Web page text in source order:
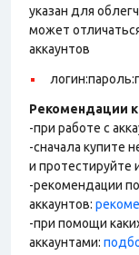
указан для
может
аккаунтов
Рекомендации к
-при работе с
-сначала купите
и протестируйте
-рекомендации
аккаунтов:
-при помощи
аккаунтами: